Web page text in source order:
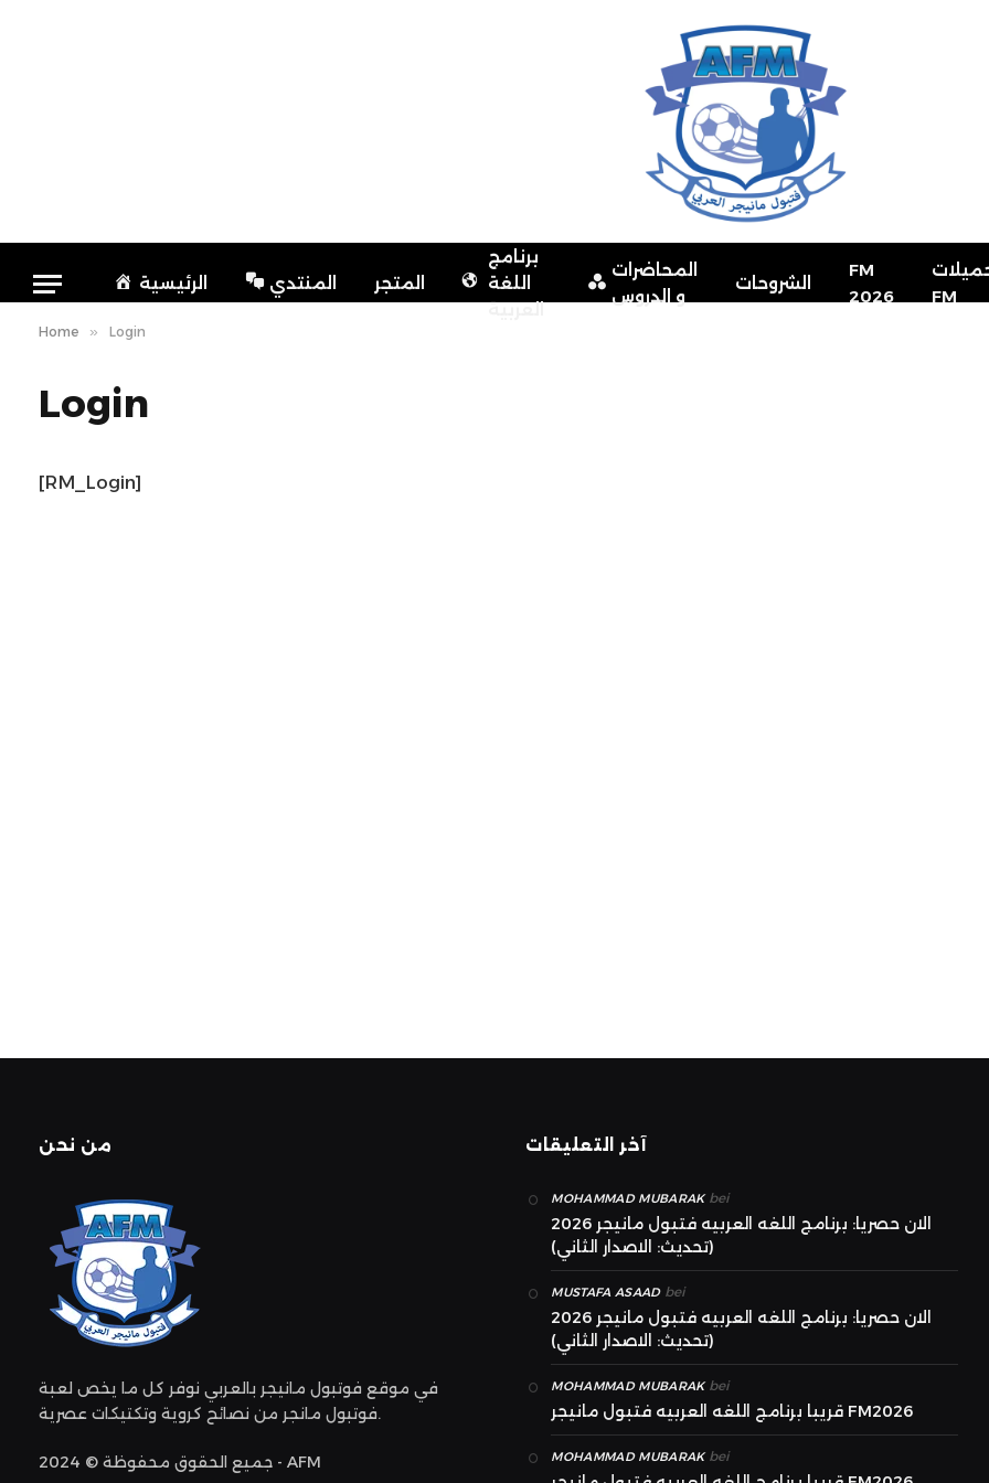
الرئيسية المنتدي المتجر
برنامج
اللغة
العربية
المحاضرات
و الدروس
الشروحات
FM
2026
FM
Home » Login
Login
[RM_Login]
من نحن
في موقع فوتبول مانيجر بالعربي نوفر كل ما يخص لعبة
فوتبول مانجر من نصائح كروية وتكتيكات عصرية.
جميع الحقوق محفوظة © 2024 - AFM
آخر التعليقات
MOHAMMAD MUBARAKbei
الان حصريا: برنامج اللغه العربيه فتبول مانيجر 2026
(تحديث: الاصدار الثاني)
MUSTAFA ASAADbei
الان حصريا: برنامج اللغه العربيه فتبول مانيجر 2026
(تحديث: الاصدار الثاني)
MOHAMMAD MUBARAKbei
قريبا برنامج اللغه العربيه فتبول مانيجر FM2026
MOHAMMAD MUBARAKbei